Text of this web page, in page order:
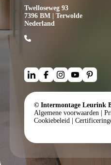
Twelloseweg 93
7396 BM | Terwolde
Nederland
© Intermontage Leurink
Algemene voorwaarden
Cookiebeleid